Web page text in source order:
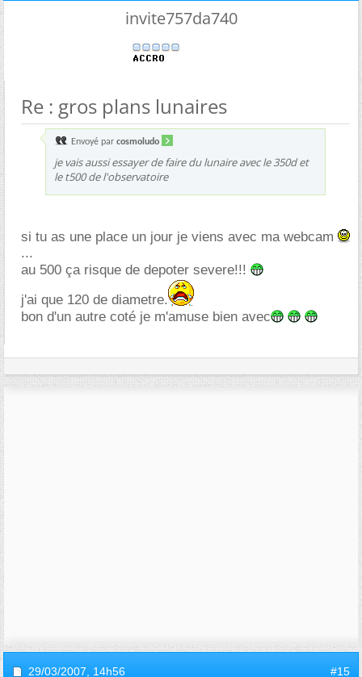
invite757da740
Re : gros plans lunaires
Envoyé par cosmoludo
je vais aussi essayer de faire du lunaire avec le 350d et
le t500 de l'observatoire
si tu as une place un jour je viens avec ma webcam
...
au 500 ça risque de depoter severe!!!
j'ai que 120 de diametre.
bon d'un autre coté je m'amuse bien avec
29/03/2007, 14h56 #15